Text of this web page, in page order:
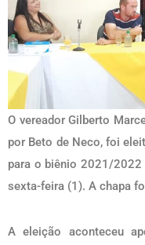
O vereador Gilberto
por Beto de Neco, foi
para o biênio 2021/2022
sexta-feira (1). A chapa
A eleição aconteceu